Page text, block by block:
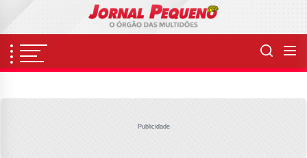
content
Publicidade